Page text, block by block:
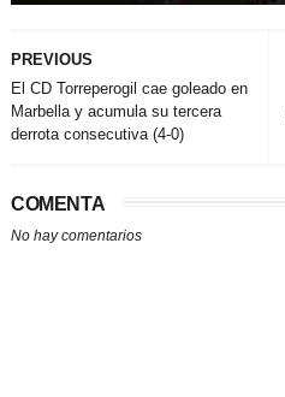
PREVIOUS
El CD Torreperogil cae goleado en
Marbella y acumula su tercera
derrota consecutiva (4-0)
COMENTA
No hay comentarios